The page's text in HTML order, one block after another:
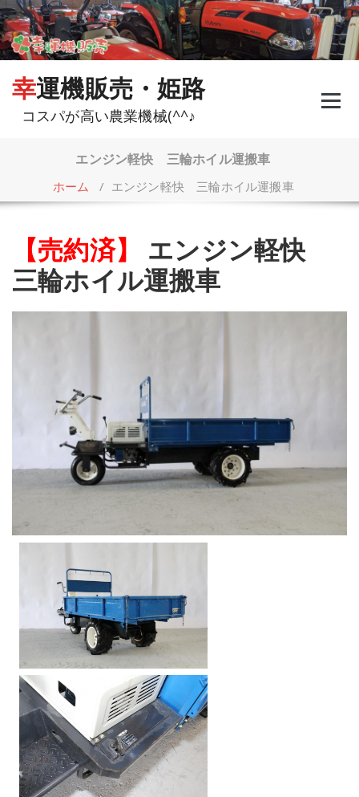
コ
ン
テ
ン
幸運機販売・姫路
コスパが高い農業機械(^^♪
エンジン軽快 三輪ホイル運搬車
ホーム / エンジン軽快 三輪ホイル運搬車
【売約済】
エンジン軽快
三輪ホイル運搬車